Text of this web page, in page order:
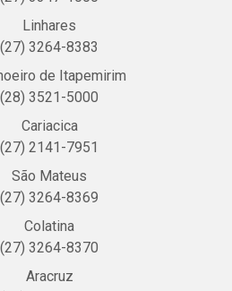
Linhares
(27) 3264-8383
de Itapemirim
(28) 3521-5000
Cariacica
(27) 2141-7951
São Mateus
(27) 3264-8369
Colatina
(27) 3264-8370
Aracruz